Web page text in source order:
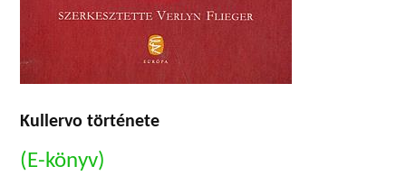
Kullervo története
(E-könyv)